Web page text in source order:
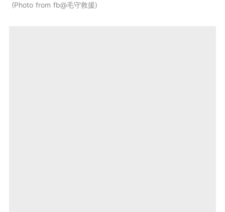
Photo from fb@毛守救援